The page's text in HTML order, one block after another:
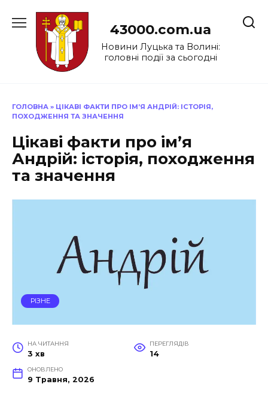
до
43000.com.ua
Новини Луцька та Волині:
головні події за сьогодні
ГОЛОВНА » ЦІКАВІ ФАКТИ ПРО ІМ’Я АНДРІЙ: ІСТОРІЯ,
ПОХОДЖЕННЯ ТА ЗНАЧЕННЯ
Цікаві факти про ім’я
Андрій: історія, походження
та значення
РІЗНЕ
НА ЧИТАННЯ
3 хв
ПЕРЕГЛЯДІВ
14
ОНОВЛЕНО
9 Травня, 2026